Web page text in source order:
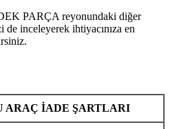
PARÇA reyonundaki diğer
inceleyerek ihtiyacınıza en
ARAÇ İADE ŞARTLARI